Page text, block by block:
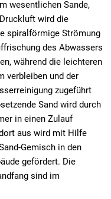
wesentlichen Sande,
wird die
spiralförmige Strömung
des Abwassers
während die leichteren
verbleiben und der
zugeführt
Sand wird durch
in einen Zulauf
aus wird mit Hilfe
Gemisch in den
gefördert. Die
sind im